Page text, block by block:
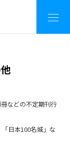
などの不定期刊行
日本100名城」な